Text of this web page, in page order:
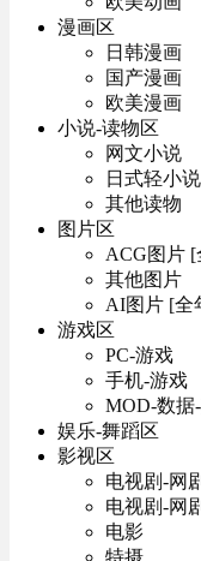
漫画区
日韩漫画
国产漫画
欧美漫画
小说-读物区
网文小说
日式轻小说
其他读物
图片区
ACG图片
其他图片
AI图片 [全
游戏区
PC-游戏
手机-游戏
MOD-数据
娱乐-舞蹈区
影视区
电视剧-网
电视剧-网
电影
特摄